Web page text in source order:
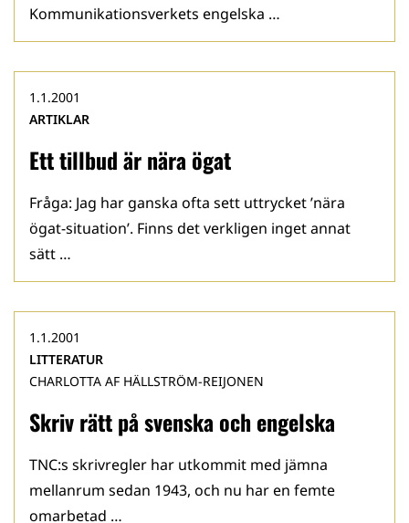
Kommunikationsverkets engelska …
Ett tillbud är nära ögat
1.1.2001
ARTIKLAR
Fråga: Jag har ganska ofta sett uttrycket ’nära
ögat-situation’. Finns det verkligen inget annat
sätt …
Skriv rätt på svenska och engelska
1.1.2001
LITTERATUR
CHARLOTTA AF HÄLLSTRÖM-REIJONEN
TNC:s skrivregler har utkommit med jämna
mellanrum sedan 1943, och nu har en femte
omarbetad …